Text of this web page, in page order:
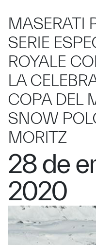
MASERATI
SERIE
ROYALE
LA
COPA DEL
SNOW
MORITZ
28 de
2020